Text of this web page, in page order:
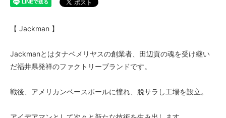
【 Jackman 】
Jackmanとはタナベメリヤスの創業者、田辺貢の魂を受け継い
だ福井県発祥のファクトリーブランドです。
戦後、アメリカンベースボールに憧れ、脱サラし工場を設立。